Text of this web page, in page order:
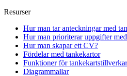
Resurser
Hur man tar anteckningar med
Hur man prioriterar uppgifter
Hur man skapar ett CV?
Fördelar med tankekartor
Funktioner för
Diagrammallar